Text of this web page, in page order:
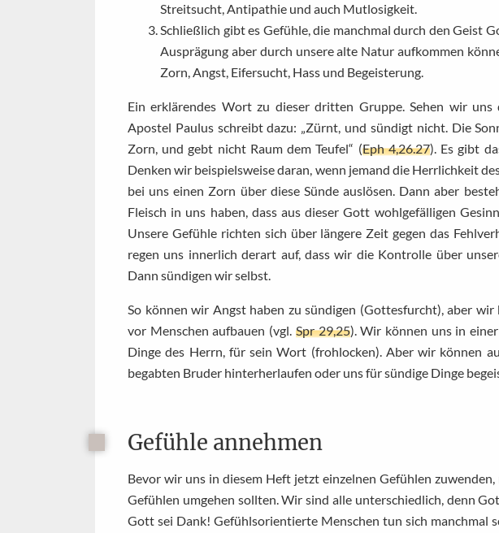
Streitsucht, Antipathie und auch Mutlosigkeit.
Schließlich gibt es Gefühle, die manchmal durch den Geist
Ausprägung aber durch unsere alte Natur aufkommen
Zorn, Angst, Eifersucht, Hass und Begeisterung.
Ein erklärendes Wort zu dieser dritten Gruppe. Sehen wir uns
Apostel Paulus schreibt dazu: „Zürnt, und sündigt nicht. Die
Zorn, und gebt nicht Raum dem Teufel“ (Eph 4,26.27). Es gibt
Denken wir beispielsweise daran, wenn jemand die Herrlichkeit
bei uns einen Zorn über diese Sünde auslösen. Dann aber
Fleisch in uns haben, dass aus dieser Gott wohlgefälligen
Unsere Gefühle richten sich über längere Zeit gegen das
regen uns innerlich derart auf, dass wir die Kontrolle über
Dann sündigen wir selbst.
So können wir Angst haben zu sündigen (Gottesfurcht), aber wir
vor Menschen aufbauen (vgl. Spr 29,25). Wir können uns in
Dinge des Herrn, für sein Wort (frohlocken). Aber wir können
begabten Bruder hinterherlaufen oder uns für sündige Dinge
Gefühle annehmen
Bevor wir uns in diesem Heft jetzt einzelnen Gefühlen
Gefühlen umgehen sollten. Wir sind alle unterschiedlich, denn
Gott sei Dank! Gefühlsorientierte Menschen tun sich manchmal